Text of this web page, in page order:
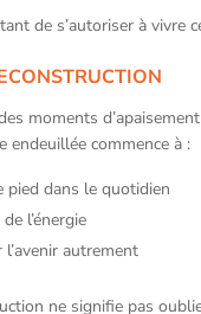
de s’autoriser à vivre
moments
endeuillée commence à :
pied dans le quotidien
l’énergie
l’avenir autrement
ne signifie pas